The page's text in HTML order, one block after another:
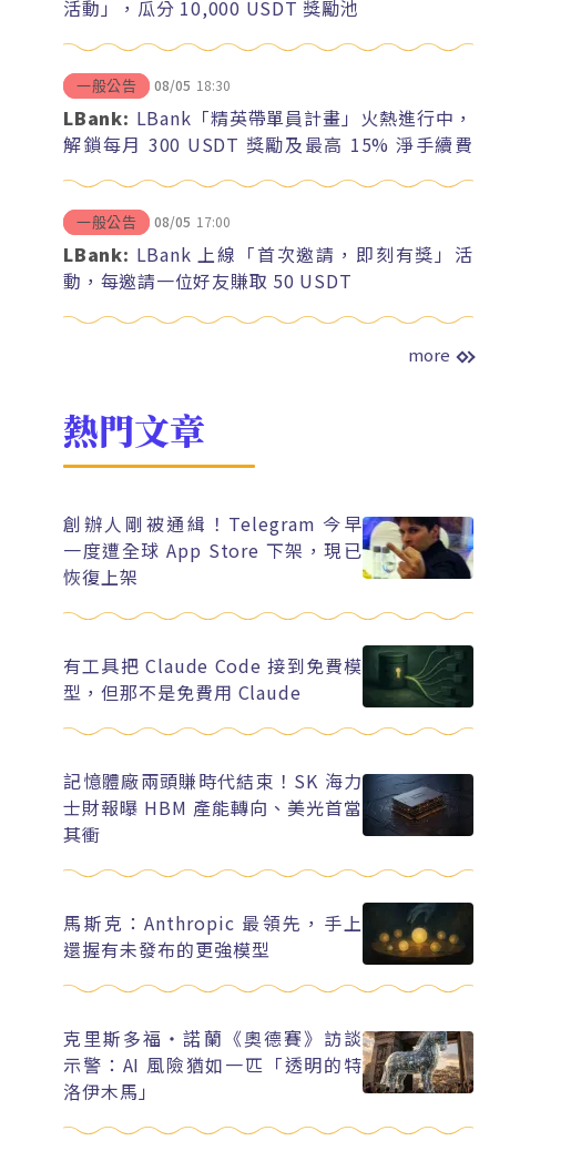
活動」，瓜分 10,000 USDT 獎勵池
一般公告 08/05 18:30
LBank: LBank「精英帶單員計畫」火熱進行中，
解鎖每月 300 USDT 獎勵及最高 15% 淨手續費
一般公告 08/05 17:00
LBank: LBank 上線「首次邀請，即刻有獎」活
動，每邀請一位好友賺取 50 USDT
more
熱門文章
創辦人剛被通緝！Telegram 今早
一度遭全球 App Store 下架，現已
恢復上架
有工具把 Claude Code 接到免費模
型，但那不是免費用 Claude
記憶體廠兩頭賺時代結束！SK 海力
士財報曝 HBM 產能轉向、美光首當
其衝
馬斯克：Anthropic 最領先，手上
還握有未發布的更強模型
克里斯多福・諾蘭《奧德賽》訪談
示警：AI 風險猶如一匹「透明的特
洛伊木馬」